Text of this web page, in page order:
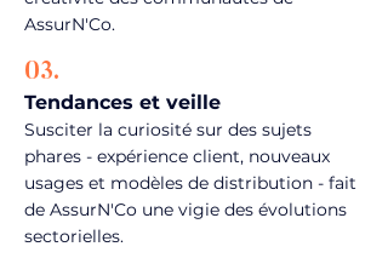
AssurN'Co.
03.
Tendances et veille
Susciter la curiosité sur des sujets
phares - expérience client, nouveaux
usages et modèles de distribution - fait
de AssurN'Co une vigie des évolutions
sectorielles.